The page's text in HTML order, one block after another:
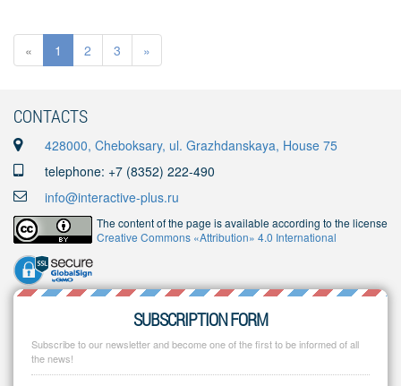
« 1 2 3 »
CONTACTS
428000, Cheboksary, ul. Grazhdanskaya, House 75
telephone: +7 (8352) 222-490
info@interactive-plus.ru
The content of the page is available according to the license
Creative Commons «Attribution» 4.0 International
SUBSCRIPTION FORM
Subscribe to our newsletter and become one of the first to be informed of all
the news!